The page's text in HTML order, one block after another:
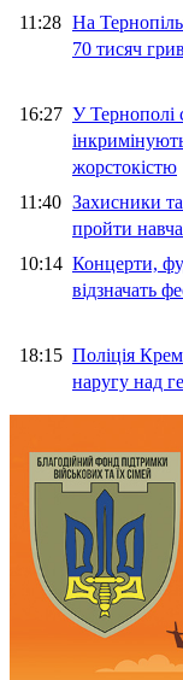
11:28 На
70 тисяч
16:27 У Тернополі
жорстокістю
11:40 Захисники
пройти
10:14 Концерти,
відзначать
18:15 Поліція
наругу над